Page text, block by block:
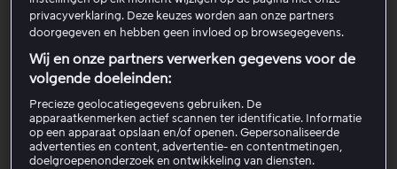
gebruikelijke goedkeuringen van de toezichthouders en
andere voorwaarden.
Bijgewerkt op 1 juli 2026
Wat betekent dit voor mij als klant?
privacyverklaring. Deze keuzes worden aan onze partners
doorgegeven en hebben geen invloed op browsegegevens.
Wij en onze partners verwerken gegevens voor de
volgende doeleinden:
Precieze geolocatiegegevens gebruiken. De
apparaatkenmerken actief scannen ter identificatie. Informatie
op een apparaat opslaan en/of openen. Gepersonaliseerde
advertenties en content, advertentie- en contentmetingen,
doelgroepenonderzoek en ontwikkeling van diensten.